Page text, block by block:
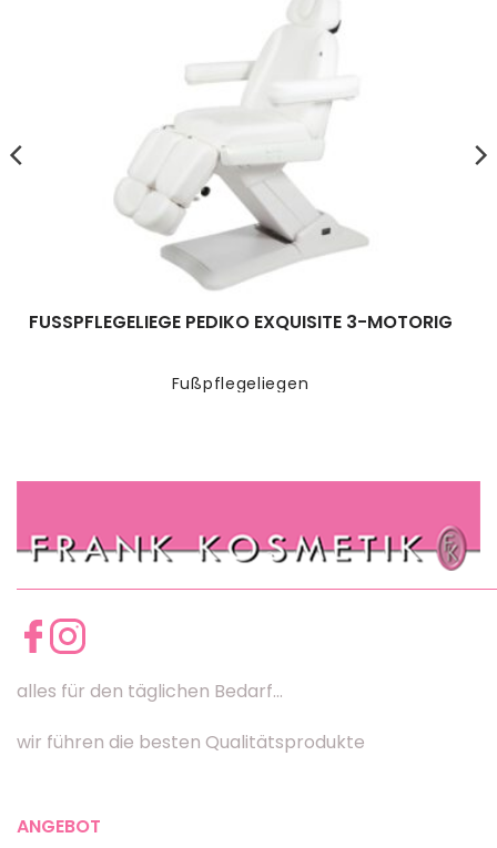
Fußpflegeliegen
FUSSPFLEGELIEGE PEDIKO EXQUISITE 3-MOTORIG
alles für den täglichen Bedarf...
wir führen die besten Qualitätsprodukte
ANGEBOT